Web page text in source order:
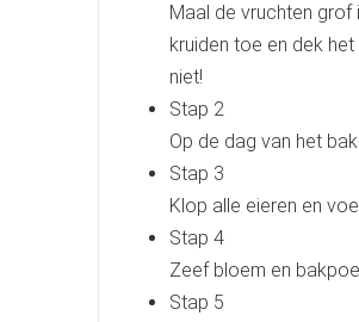
Maal de vruchten grof
kruiden toe en dek
niet!
Stap 2
Op de dag van het
Stap 3
Klop alle eieren en
Stap 4
Zeef bloem en
Stap 5